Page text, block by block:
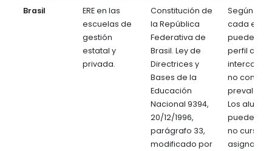
Brasil
ERE en las
escuelas de
gestión
estatal y
privada.
Constitución de
la República
Federativa de
Brasil. Ley de
Directrices y
Bases de la
Educación
Nacional 9394,
20/12/1996,
parágrafo 33,
modificado por
Según
cada
puede
perfil
no
Los
pueden
no cursar
asignatura.